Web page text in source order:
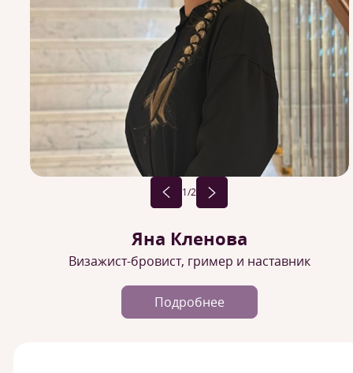
1/2
Яна Кленова
Визажист-бровист, гример и наставник
Подробнее